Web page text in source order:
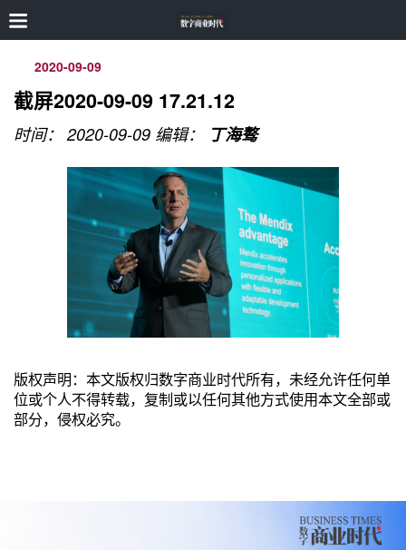
2020-09-09
截屏2020-09-09 17.21.12
时间： 2020-09-09 编辑： 丁海骜
版权声明：本文版权归数字商业时代所有，未经允许任何单
位或个人不得转载，复制或以任何其他方式使用本文全部或
部分，侵权必究。